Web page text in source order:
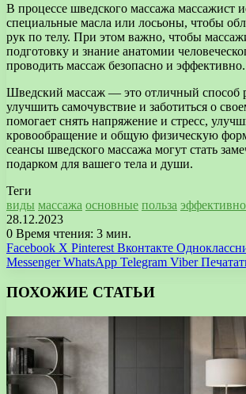
В процессе шведского массажа массажист
специальные масла или лосьоны, чтобы
рук по телу. При этом важно, чтобы
подготовку и знание анатомии
проводить массаж безопасно и эффективно.
Шведский массаж — это отличный способ
улучшить самочувствие и заботиться о
помогает снять напряжение и стресс,
кровообращение и общую физическую
сеансы шведского массажа могут стать
подарком для вашего тела и души.
Теги
виды массажа основные польза
28.12.2023
0 Время чтения: 3 мин.
Facebook X Pinterest Вконтакте
Messenger WhatsApp Telegram Viber
ПОХОЖИЕ СТАТЬИ